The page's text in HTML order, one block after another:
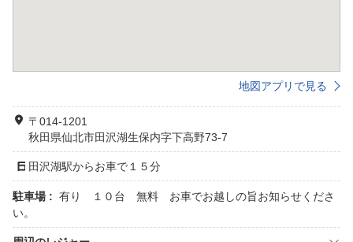
地図アプリで見る
〒014-1201
秋田県仙北市田沢湖生保内字下高野73-7
田沢湖駅からお車で１５分
駐車場 : 有り １０台 無料 お車でお越しの旨お知らせくださ
い。